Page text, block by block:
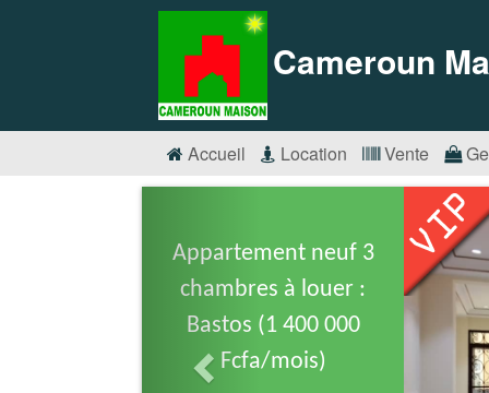
Cameroun
Accueil Location Vente
Appartement neuf 3
chambres à louer :
Bastos (1 400 000
Fcfa/mois)